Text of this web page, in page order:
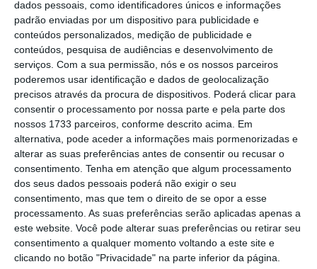
dados pessoais, como identificadores únicos e informações
padrão enviadas por um dispositivo para publicidade e
conteúdos personalizados, medição de publicidade e
conteúdos, pesquisa de audiências e desenvolvimento de
serviços. Com a sua permissão, nós e os nossos parceiros
poderemos usar identificação e dados de geolocalização
precisos através da procura de dispositivos. Poderá clicar para
consentir o processamento por nossa parte e pela parte dos
nossos 1733 parceiros, conforme descrito acima. Em
alternativa, pode aceder a informações mais pormenorizadas e
alterar as suas preferências antes de consentir ou recusar o
consentimento. Tenha em atenção que algum processamento
dos seus dados pessoais poderá não exigir o seu
consentimento, mas que tem o direito de se opor a esse
processamento. As suas preferências serão aplicadas apenas a
este website. Você pode alterar suas preferências ou retirar seu
consentimento a qualquer momento voltando a este site e
clicando no botão "Privacidade" na parte inferior da página.
https://eco.sapo.pt/quote/instituto-nacional-de-estatistica-embora-na-generalidade-dos-indicadores-analisados-tenha-havido-uma-melhoria-19/ Copiar
Assine o ECO Premium
No momento em que a informação é
mais importante do que nunca, apoie
o jornalismo independente e rigoroso.
De que forma? Assine o ECO Premium e
tenha acesso a notícias exclusivas, à
opinião que conta, às reportagens e